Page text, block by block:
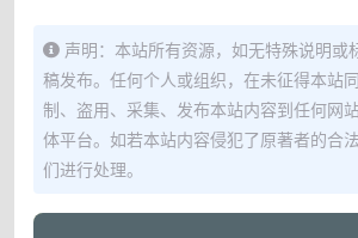
声明：本站所有资源，如无特殊说明或
稿发布。任何个人或组织，在未征得本站
制、盗用、采集、发布本站内容到任何网
体平台。如若本站内容侵犯了原著者的合
们进行处理。